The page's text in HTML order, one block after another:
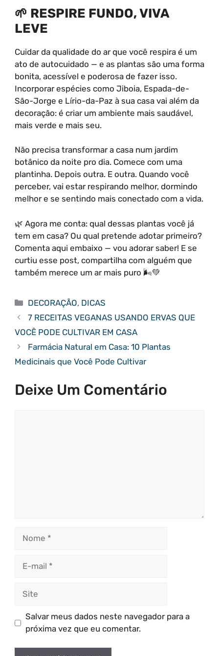
🌱 RESPIRE FUNDO, VIVA
LEVE
Cuidar da qualidade do ar que você respira é um
ato de autocuidado — e as plantas são uma forma
bonita, acessível e poderosa de fazer isso.
Incorporar espécies como Jiboia, Espada-de-
São-Jorge e Lírio-da-Paz à sua casa vai além da
decoração: é criar um ambiente mais saudável,
mais verde e mais seu.
Não precisa transformar a casa num jardim
botânico da noite pro dia. Comece com uma
plantinha. Depois outra. E outra. Quando você
perceber, vai estar respirando melhor, dormindo
melhor e se sentindo mais conectado com a vida.
🌿 Agora me conta: qual dessas plantas você já
tem em casa? Ou qual pretende adotar primeiro?
Comenta aqui embaixo — vou adorar saber! E se
curtiu esse post, compartilha com alguém que
também merece um ar mais puro 🌬️💚
Categorias
DECORAÇÃO, DICAS
7 RECEITAS VEGANAS USANDO ERVAS QUE
VOCÊ PODE CULTIVAR EM CASA
Farmácia Natural em Casa: 10 Plantas
Medicinais que Você Pode Cultivar
Deixe Um Comentário
Salvar meus dados neste navegador para a
próxima vez que eu comentar.